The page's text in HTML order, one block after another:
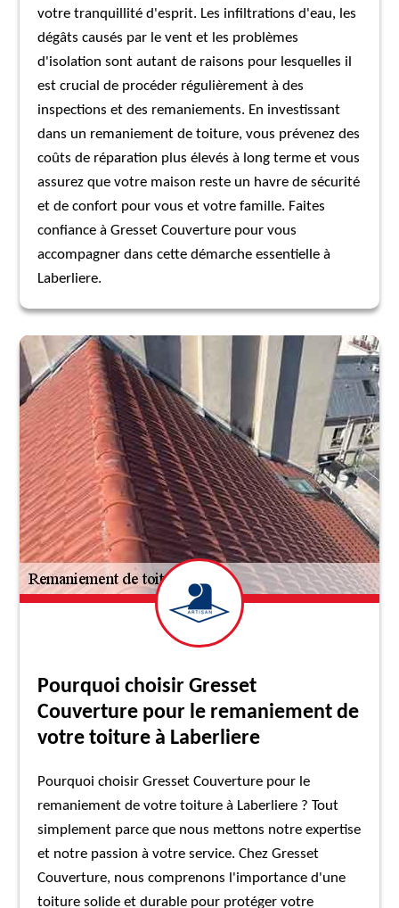
votre tranquillité d'esprit. Les infiltrations d'eau, les
dégâts causés par le vent et les problèmes
d'isolation sont autant de raisons pour lesquelles il
est crucial de procéder régulièrement à des
inspections et des remaniements. En investissant
dans un remaniement de toiture, vous prévenez des
coûts de réparation plus élevés à long terme et vous
assurez que votre maison reste un havre de sécurité
et de confort pour vous et votre famille. Faites
confiance à Gresset Couverture pour vous
accompagner dans cette démarche essentielle à
Laberliere.
Pourquoi choisir Gresset
Couverture pour le remaniement de
votre toiture à Laberliere
Pourquoi choisir Gresset Couverture pour le
remaniement de votre toiture à Laberliere ? Tout
simplement parce que nous mettons notre expertise
et notre passion à votre service. Chez Gresset
Couverture, nous comprenons l'importance d'une
toiture solide et durable pour protéger votre